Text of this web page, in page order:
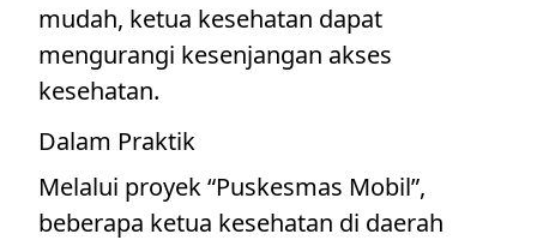
mudah, ketua kesehatan dapat
mengurangi kesenjangan akses
kesehatan.
Dalam Praktik
Melalui proyek “Puskesmas Mobil”,
beberapa ketua kesehatan di daerah